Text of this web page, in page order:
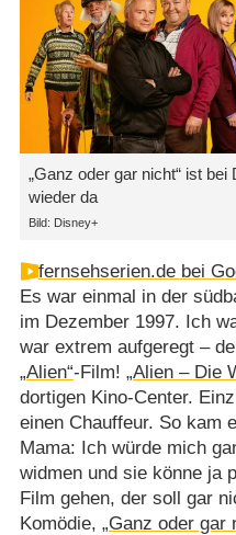
„Ganz oder gar nicht“ ist
wieder da
Bild: Disney+
fernsehserien.de bei
Es war einmal in der
im Dezember 1997. Ich
war extrem aufgeregt –
„Alien“-Film! „Alien – Die
dortigen Kino-Center.
einen Chauffeur. So kam
Mama: Ich würde mich
widmen und sie könne ja
Film gehen, der soll gar
Komödie, „Ganz oder gar